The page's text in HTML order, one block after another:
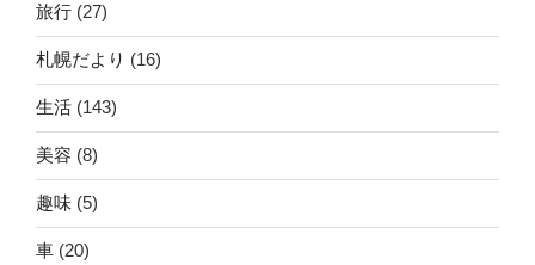
旅行 (27)
札幌だより (16)
生活 (143)
美容 (8)
趣味 (5)
車 (20)